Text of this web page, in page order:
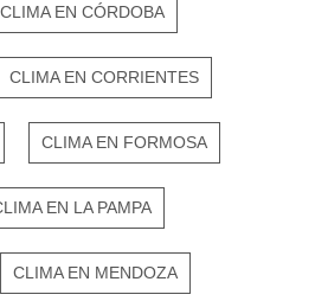
CLIMA EN CÓRDOBA
CLIMA EN CORRIENTES
CLIMA EN FORMOSA
EN LA PAMPA
CLIMA EN MENDOZA